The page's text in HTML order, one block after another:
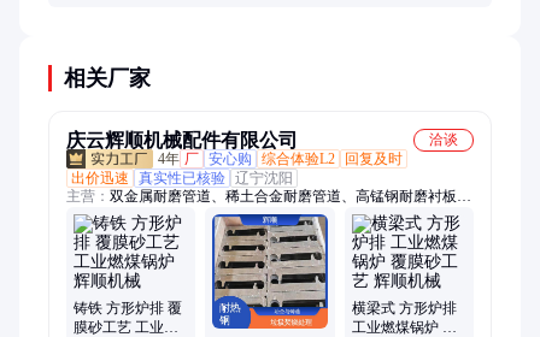
相关厂家
庆云辉顺机械配件有限公司
洽谈
4年 厂 安心购 综合体验L2
回复及时
出价迅速
真实性已核验 辽宁沈阳
主营： 双金属耐磨管道、稀土合金耐磨管道、高锰钢耐磨衬板、
炉排、高铬铸铁耐磨衬板、耐热钢铸件、高铬炉蓖条、高锰钢耐
磨锤头、碳钢铸件
铸铁 方形炉排 覆
膜砂工艺 工业燃
横梁式 方形炉排
工业燃煤锅炉 覆